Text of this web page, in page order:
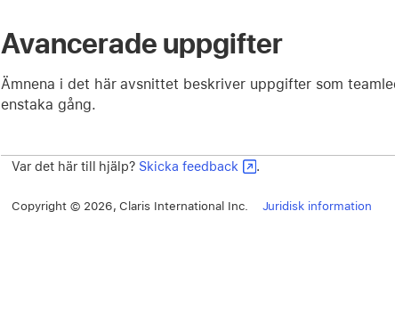
Avancerade uppgifter
Ämnena i det här avsnittet beskriver uppgifter som
enstaka gång.
Var det här till hjälp? Skicka feedback .
Copyright © 2026, Claris International Inc. Juridisk information